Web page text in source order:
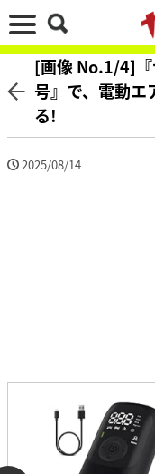
[画像 No.1/4]『
号』で、電動エ
る!
2025/08/14